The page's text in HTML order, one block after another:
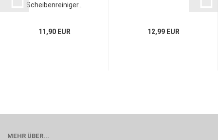
Scheibenreiniger...
11,90 EUR 12,99 EUR
MEHR ÜBER...